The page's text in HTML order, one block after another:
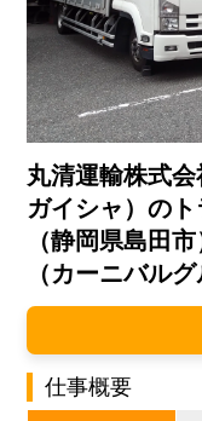
丸清運輸株式
ガイシャ）の
（静岡県島田
（カーニバル
仕事概要